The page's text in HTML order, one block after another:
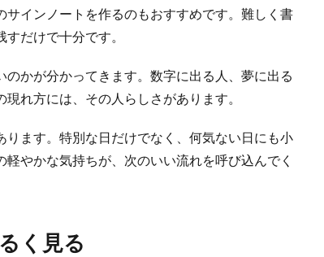
インノートを作るのもおすすめです。難しく書
だけで十分です。
かが分かってきます。数字に出る人、夢に出る
れ方には、その人らしさがあります。
ます。特別な日だけでなく、何気ない日にも小
やかな気持ちが、次のいい流れを呼び込んでく
く見る